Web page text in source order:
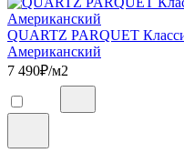
QUARTZ PARQUET
Американский
7 490₽/м2